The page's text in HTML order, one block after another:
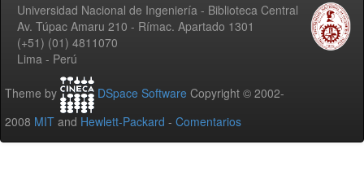
Universidad Nacional de Ingeniería - Biblioteca Central
Av. Túpac Amaru 210 - Rímac. Apartado 1301
(+51) (01) 4811070
Lima - Perú
Theme by DSpace Software Copyright © 2002-
2008 MIT and Hewlett-Packard - Comentarios